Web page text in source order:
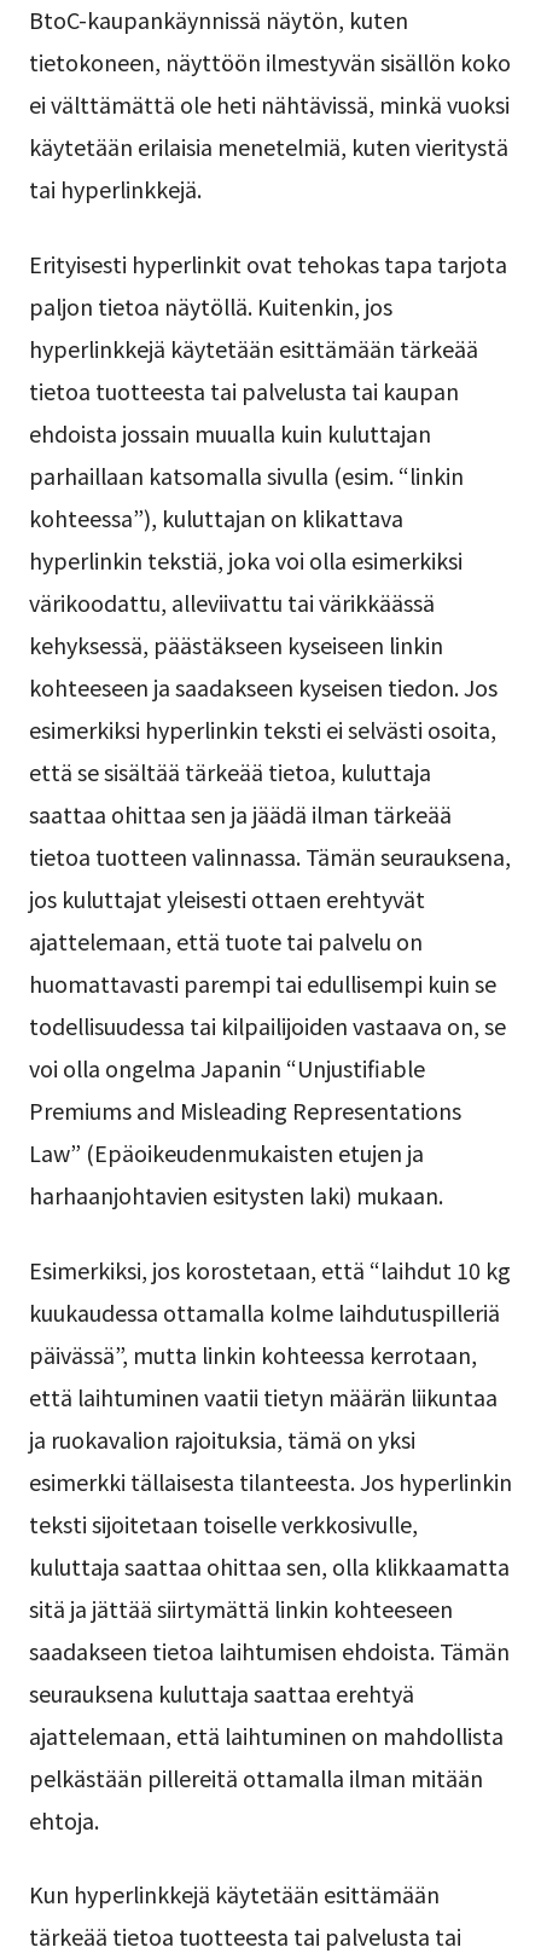
BtoC-kaupankäynnissä näytön, kuten
tietokoneen, näyttöön ilmestyvän sisällön koko
ei välttämättä ole heti nähtävissä, minkä vuoksi
käytetään erilaisia menetelmiä, kuten vieritystä
tai hyperlinkkejä.
Erityisesti hyperlinkit ovat tehokas tapa tarjota
paljon tietoa näytöllä. Kuitenkin, jos
hyperlinkkejä käytetään esittämään tärkeää
tietoa tuotteesta tai palvelusta tai kaupan
ehdoista jossain muualla kuin kuluttajan
parhaillaan katsomalla sivulla (esim. “linkin
kohteessa”), kuluttajan on klikattava
hyperlinkin tekstiä, joka voi olla esimerkiksi
värikoodattu, alleviivattu tai värikkäässä
kehyksessä, päästäkseen kyseiseen linkin
kohteeseen ja saadakseen kyseisen tiedon. Jos
esimerkiksi hyperlinkin teksti ei selvästi osoita,
että se sisältää tärkeää tietoa, kuluttaja
saattaa ohittaa sen ja jäädä ilman tärkeää
tietoa tuotteen valinnassa. Tämän seurauksena,
jos kuluttajat yleisesti ottaen erehtyvät
ajattelemaan, että tuote tai palvelu on
huomattavasti parempi tai edullisempi kuin se
todellisuudessa tai kilpailijoiden vastaava on, se
voi olla ongelma Japanin “Unjustifiable
Premiums and Misleading Representations
Law” (Epäoikeudenmukaisten etujen ja
harhaanjohtavien esitysten laki) mukaan.
Esimerkiksi, jos korostetaan, että “laihdut 10 kg
kuukaudessa ottamalla kolme laihdutuspilleriä
päivässä”, mutta linkin kohteessa kerrotaan,
että laihtuminen vaatii tietyn määrän liikuntaa
ja ruokavalion rajoituksia, tämä on yksi
esimerkki tällaisesta tilanteesta. Jos hyperlinkin
teksti sijoitetaan toiselle verkkosivulle,
kuluttaja saattaa ohittaa sen, olla klikkaamatta
sitä ja jättää siirtymättä linkin kohteeseen
saadakseen tietoa laihtumisen ehdoista. Tämän
seurauksena kuluttaja saattaa erehtyä
ajattelemaan, että laihtuminen on mahdollista
pelkästään pillereitä ottamalla ilman mitään
ehtoja.
Kun hyperlinkkejä käytetään esittämään
tärkeää tietoa tuotteesta tai palvelusta tai